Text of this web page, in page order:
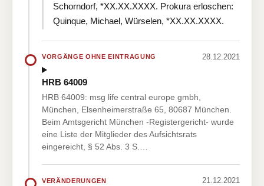
Schorndorf, *XX.XX.XXXX. Prokura erloschen:
Quinque, Michael, Würselen, *XX.XX.XXXX.
VORGÄNGE OHNE EINTRAGUNG 28.12.2021
HRB 64009
HRB 64009: msg life central europe gmbh,
München, Elsenheimerstraße 65, 80687 München.
Beim Amtsgericht München -Registergericht- wurde
eine Liste der Mitglieder des Aufsichtsrats
eingereicht, § 52 Abs. 3 S.…
VERÄNDERUNGEN 21.12.2021